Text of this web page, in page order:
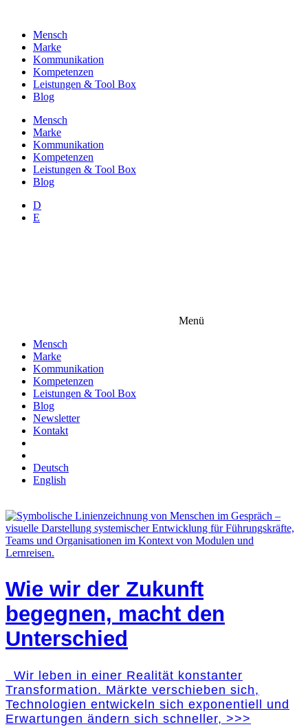
wechselnMensch
Marke
Kommunikation
Kompetenzen
Leistungen & Tool Box
Blog
Mensch
Marke
Kommunikation
Kompetenzen
Leistungen & Tool Box
Blog
D
E
Menü
Mensch
Marke
Kommunikation
Kompetenzen
Leistungen & Tool Box
Blog
Newsletter
Kontakt
Deutsch
English
Wie wir der Zukunft
begegnen, macht den
Unterschied
Wir leben in einer Realität konstanter
Transformation. Märkte verschieben sich,
Technologien entwickeln sich exponentiell und
Erwartungen ändern sich schneller, >>>